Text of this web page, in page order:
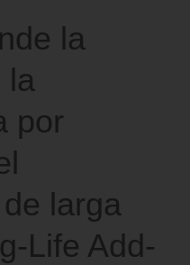
la
la
por
larga
Life Add-